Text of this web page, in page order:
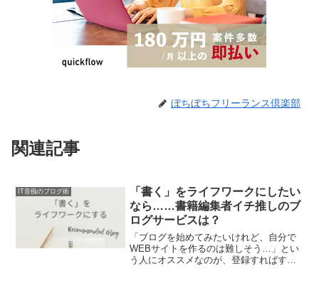
ぼちぼちフリーランス倶楽部
関連記事
IT音痴のブログ術
「書く」をライフワークにしたい
なら……書籍編集者イチ推しのブ
ログサービスは？
「ブログを始めてみたいけれど、自分で
WEBサイトを作るのは難しそう…」とい
う人にオススメなのが、登録すればすぐ